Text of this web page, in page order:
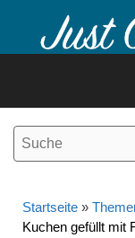
Inhalt
Startseite »
Kuchen gefüllt mit